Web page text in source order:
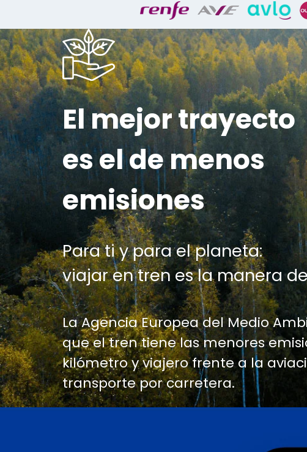
El mejor trayecto
es el de menos
emisiones
Para ti y para el planeta:
viajar en tren es la manera
La Agencia Europea del Medio
que el tren tiene las menores
kilómetro y viajero frente a la
transporte por carretera.